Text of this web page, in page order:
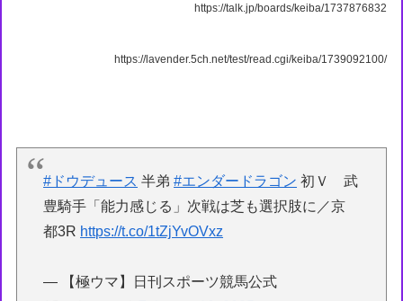
https://talk.jp/boards/keiba/1737876832
https://lavender.5ch.net/test/read.cgi/keiba/1739092100/
#ドウデュース 半弟#エンダードラゴン 初Ｖ 武
豊騎手「能力感じる」次戦は芝も選択肢に／京
都3R https://t.co/1tZjYvOVxz
— 【極ウマ】日刊スポーツ競馬公式